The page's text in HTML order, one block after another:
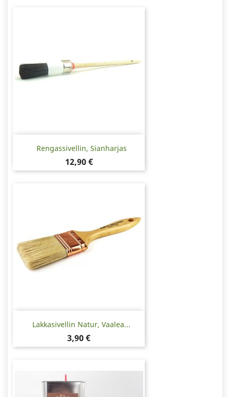
Rengassivellin, Sianharjas
Hinta
12,90 €
Lakkasivellin Natur, Vaalea...
Hinta
3,90 €